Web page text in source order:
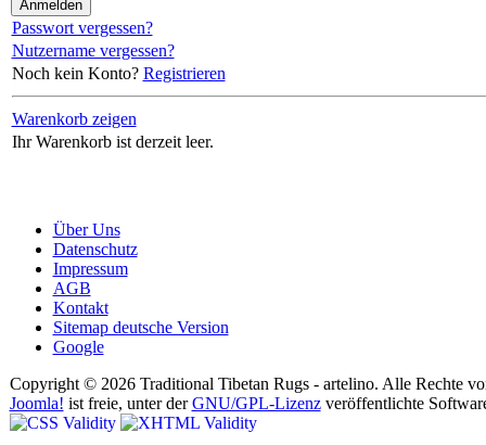
Passwort vergessen?
Nutzername vergessen?
Noch kein Konto? Registrieren
Warenkorb zeigen
Ihr Warenkorb ist derzeit leer.
Über Uns
Datenschutz
Impressum
AGB
Kontakt
Sitemap deutsche Version
Google
Copyright © 2026 Traditional Tibetan Rugs - artelino. Alle Rechte
Joomla! ist freie, unter derGNU/GPL-Lizenzveröffentlichte